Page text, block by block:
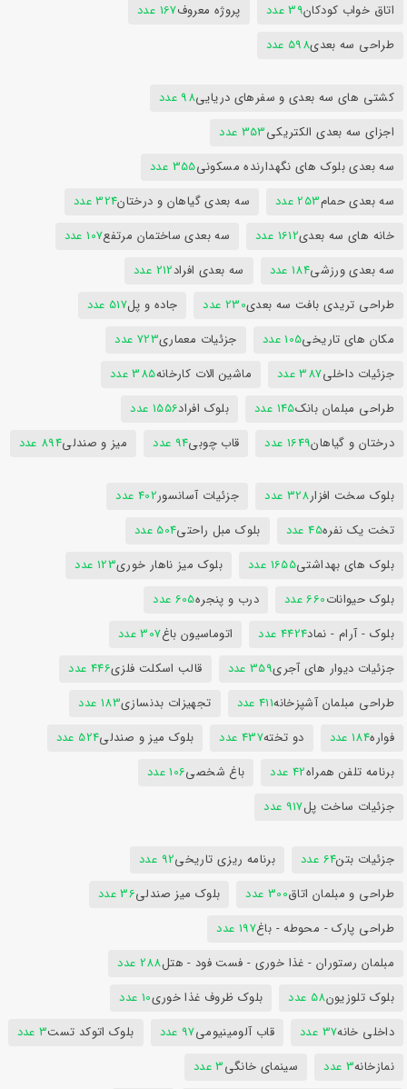
اتاق خواب کودکان39 عدد پروژه معروف167 عدد
طراحی سه بعدی598 عدد
کشتی های سه بعدی و سفرهای دریایی98 عدد
اجزای سه بعدی الکتریکی353 عدد
سه بعدی بلوک های نگهدارنده مسکونی355 عدد
سه بعدی حمام253 عدد سه بعدی گیاهان و درختان324 عدد
خانه های سه بعدی1612 عدد سه بعدی ساختمان مرتفع107 عدد
سه بعدی ورزشی184 عدد سه بعدی افراد212 عدد
طراحی تریدی بافت سه بعدی230 عدد جاده و پل517 عدد
مکان های تاریخی105 عدد جزئیات معماری723 عدد
جزئیات داخلی387 عدد ماشین الات کارخانه385 عدد
طراحی مبلمان بانک145 عدد بلوک افراد1556 عدد
درختان و گیاهان1649 عدد قاب چوبی94 عدد میز و صندلی894 عدد
بلوک سخت افزار328 عدد جزئیات آسانسور402 عدد
تخت یک نفره45 عدد بلوک مبل راحتی504 عدد
بلوک های بهداشتی1655 عدد بلوک میز ناهار خوری123 عدد
بلوک حیوانات660 عدد درب و پنجره605 عدد
بلوک - آرام - نماد4424 عدد اتوماسیون باغ307 عدد
جزئیات دیوار های آجری359 عدد قالب اسکلت فلزی446 عدد
طراحی مبلمان آشپزخانه411 عدد تجهیزات بدنسازی183 عدد
فواره184 عدد دو تخته437 عدد بلوک میز و صندلی524 عدد
برنامه تلفن همراه42 عدد باغ شخصی106 عدد
جزئیات ساخت پل917 عدد
جزئیات بتن64 عدد برنامه ریزی تاریخی92 عدد
طراحی و مبلمان اتاق300 عدد بلوک میز صندلی36 عدد
طراحی پارک - محوطه - باغ197 عدد
مبلمان رستوران - غذا خوری - فست فود - هتل288 عدد
بلوک تلوزیون58 عدد بلوک ظروف غذا خوری10 عدد
داخلی خانه37 عدد قاب آلومینیومی97 عدد بلوک اتوکد تست3 عدد
نمازخانه3 عدد سینمای خانگی3 عدد